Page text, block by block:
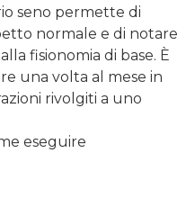
seno permette di
normale e di notare
fisionomia di base. È
una volta al mese in
rivolgiti a uno
eseguire